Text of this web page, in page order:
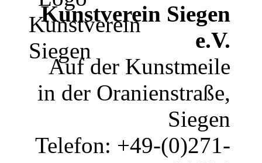
Kunstverein Siegen
e.V.
Auf der Kunstmeile
in der Oranienstraße,
Siegen
Telefon: +49-(0)271-